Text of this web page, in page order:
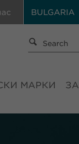
BULGARIA
МАРКИ